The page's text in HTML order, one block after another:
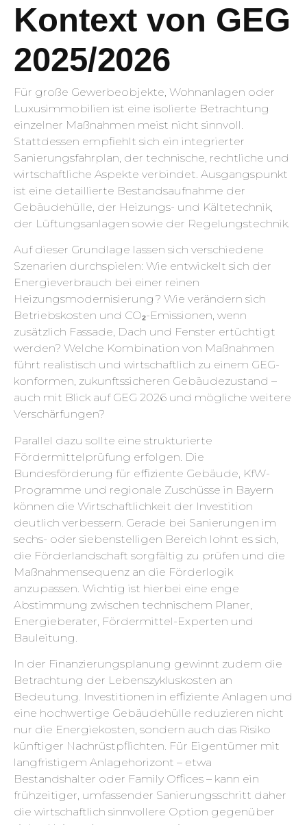
Kontext von GEG
2025/2026
Für große Gewerbeobjekte, Wohnanlagen oder
Luxusimmobilien ist eine isolierte Betrachtung
einzelner Maßnahmen meist nicht sinnvoll.
Stattdessen empfiehlt sich ein integrierter
Sanierungsfahrplan, der technische, rechtliche und
wirtschaftliche Aspekte verbindet. Ausgangspunkt
ist eine detaillierte Bestandsaufnahme der
Gebäudehülle, der Heizungs- und Kältetechnik,
der Lüftungsanlagen sowie der Regelungstechnik.
Auf dieser Grundlage lassen sich verschiedene
Szenarien durchspielen: Wie entwickelt sich der
Energieverbrauch bei einer reinen
Heizungsmodernisierung? Wie verändern sich
Betriebskosten und CO₂-Emissionen, wenn
zusätzlich Fassade, Dach und Fenster ertüchtigt
werden? Welche Kombination von Maßnahmen
führt realistisch und wirtschaftlich zu einem GEG-
konformen, zukunftssicheren Gebäudezustand –
auch mit Blick auf GEG 2026 und mögliche weitere
Verschärfungen?
Parallel dazu sollte eine strukturierte
Fördermittelprüfung erfolgen. Die
Bundesförderung für effiziente Gebäude, KfW-
Programme und regionale Zuschüsse in Bayern
können die Wirtschaftlichkeit der Investition
deutlich verbessern. Gerade bei Sanierungen im
sechs- oder siebenstelligen Bereich lohnt es sich,
die Förderlandschaft sorgfältig zu prüfen und die
Maßnahmensequenz an die Förderlogik
anzupassen. Wichtig ist hierbei eine enge
Abstimmung zwischen technischem Planer,
Energieberater, Fördermittel-Experten und
Bauleitung.
In der Finanzierungsplanung gewinnt zudem die
Betrachtung der Lebenszykluskosten an
Bedeutung. Investitionen in effiziente Anlagen und
eine hochwertige Gebäudehülle reduzieren nicht
nur die Energiekosten, sondern auch das Risiko
künftiger Nachrüstpflichten. Für Eigentümer mit
langfristigem Anlagehorizont – etwa
Bestandshalter oder Family Offices – kann ein
frühzeitiger, umfassender Sanierungsschritt daher
die wirtschaftlich sinnvollere Option gegenüber